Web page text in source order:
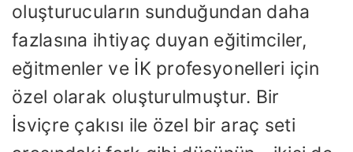
oluşturucuların sunduğundan daha
fazlasına ihtiyaç duyan eğitimciler,
eğitmenler ve İK profesyonelleri için
özel olarak oluşturulmuştur. Bir
İsviçre çakısı ile özel bir araç seti